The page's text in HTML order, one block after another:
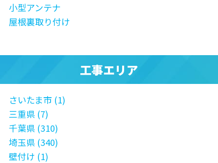
小型アンテナ
屋根裏取り付け
工事エリア
さいたま市 (1)
三重県 (7)
千葉県 (310)
埼玉県 (340)
壁付け (1)